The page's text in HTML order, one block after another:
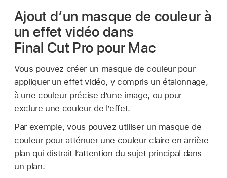
Ajout dʼun masque de couleur à
un effet vidéo dans
Final Cut Pro pour Mac
Vous pouvez créer un masque de couleur pour
appliquer un effet vidéo, y compris un étalonnage,
à une couleur précise d’une image, ou pour
exclure une couleur de l’effet.
Par exemple, vous pouvez utiliser un masque de
couleur pour atténuer une couleur claire en arrière-
plan qui distrait l’attention du sujet principal dans
un plan.